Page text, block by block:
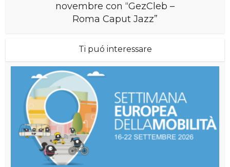
novembre con “GezCleb –
Roma Caput Jazz”
Ti puó interessare